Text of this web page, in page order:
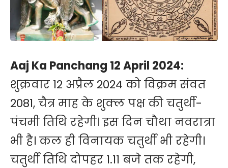
Aaj Ka Panchang 12 April 2024:
शुक्रवार 12 अप्रैल 2024 को विक्रम संवत
2081, चैत्र माह के शुक्ल पक्ष की चतुर्थी-
पंचमी तिथि रहेगी। इस दिन चौथा नवरात्रा
भी है। कल ही विनायक चतुर्थी भी रहेगी।
चतुर्थी तिथि दोपहर 1.11 बजे तक रहेगी,